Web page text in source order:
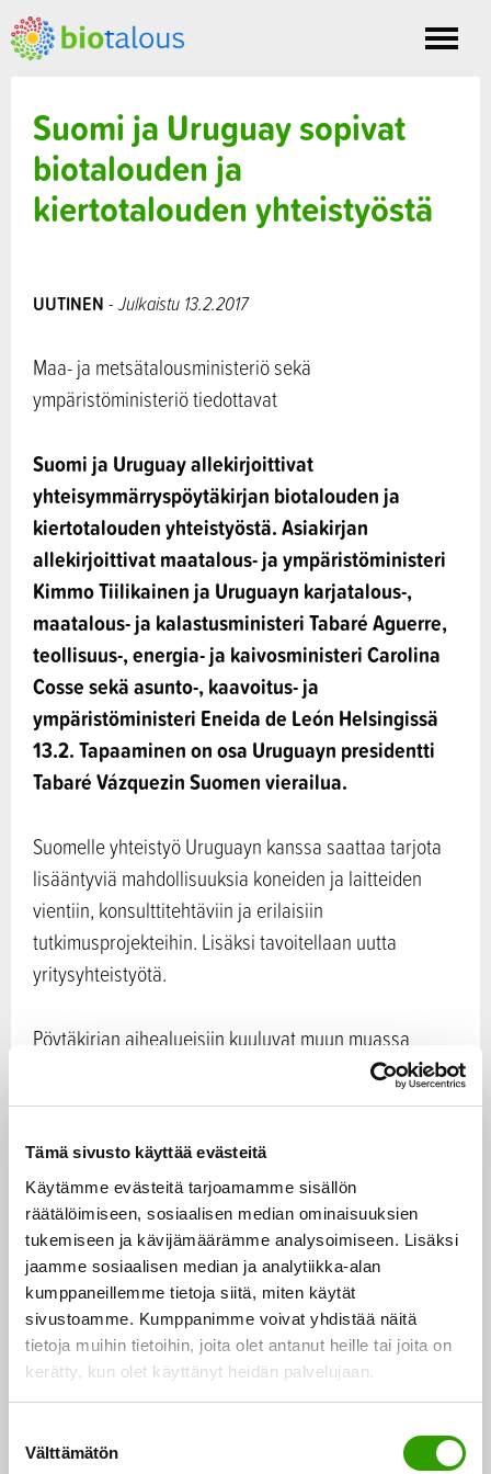
Tämä sivusto käyttää evästeitä
Käytämme evästeitä tarjoamamme sisällön
räätälöimiseen, sosiaalisen median ominaisuuksien
tukemiseen ja kävijämäärämme analysoimiseen. Lisäksi
jaamme sosiaalisen median ja analytiikka-alan
kumppaneillemme tietoja siitä, miten käytät
sivustoamme. Kumppanimme voivat yhdistää näitä
tietoja muihin tietoihin, joita olet antanut heille tai joita on
kerätty, kun olet käyttänyt heidän palvelujaan.
Välttämätön
Toggle
Suomi ja Uruguay sopivat
biotalouden ja
kiertotalouden yhteistyöstä
UUTINEN - Julkaistu 13.2.2017
Maa- ja metsätalousministeriö sekä
ympäristöministeriö tiedottavat
Suomi ja Uruguay allekirjoittivat
yhteisymmärryspöytäkirjan biotalouden ja
kiertotalouden yhteistyöstä. Asiakirjan
allekirjoittivat maatalous- ja ympäristöministeri
Kimmo Tiilikainen ja Uruguayn karjatalous-,
maatalous- ja kalastusministeri Tabaré Aguerre,
teollisuus-, energia- ja kaivosministeri Carolina
Cosse sekä asunto-, kaavoitus- ja
ympäristöministeri Eneida de León Helsingissä
13.2. Tapaaminen on osa Uruguayn presidentti
Tabaré Vázquezin Suomen vierailua.
Suomelle yhteistyö Uruguayn kanssa saattaa tarjota
lisääntyviä mahdollisuuksia koneiden ja laitteiden
vientiin, konsulttitehtäviin ja erilaisiin
tutkimusprojekteihin. Lisäksi tavoitellaan uutta
yritysyhteistyötä.
Pöytäkirjan aihealueisiin kuuluvat muun muassa
biomassan käytön kehittäminen energiaksi ja
biomateriaaleiksi, mekaanisen
luonnonvarojen ja biodiversiteetin kestävän käytön
edistäminen sekä vesien suojelu ja seuranta. Muita
keskeisiä aiheita ovat puurakentamisen edistäminen
ja logistiikan kehittäminen metsäbiomassan hoidossa.
Suomessa asiaa on valmisteltu yhteistyössä maa- ja
metsätalousministeriön, ympäristöministeriön, työ- ja
elinkeinoministeriön, Luonnonvarakeskuksen sekä
Suomen ympäristökeskuksen kesken.
Uruguayn ja Suomen metsäasioista vastaavat